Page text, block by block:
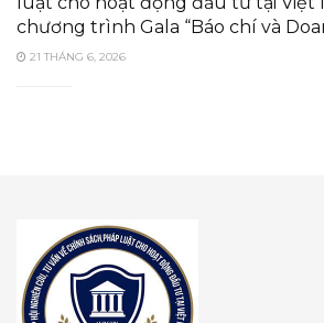
chương trình Gala “Báo chí và
21 THÁNG 6, 2026